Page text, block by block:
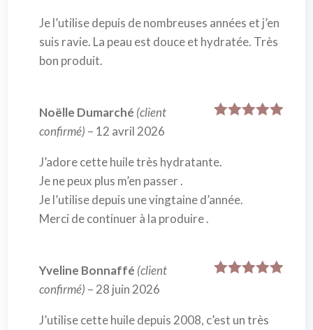
Je l’utilise depuis de nombreuses années et j’en
suis ravie. La peau est douce et hydratée. Très
bon produit.
Noëlle Dumarché (client
confirmé) – 12 avril 2026
J’adore cette huile très hydratante.
Je ne peux plus m’en passer .
Je l’utilise depuis une vingtaine d’année.
Merci de continuer à la produire .
Yveline Bonnaffé (client
confirmé) – 28 juin 2026
J’utilise cette huile depuis 2008, c’est un très